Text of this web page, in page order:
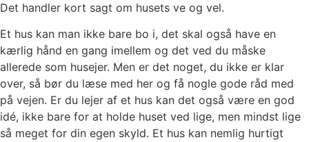
Det handler kort sagt om husets ve og vel.
Et hus kan man ikke bare bo i, det skal også have en
kærlig hånd en gang imellem og det ved du måske
allerede som husejer. Men er det noget, du ikke er klar
over, så bør du læse med her og få nogle gode råd med
på vejen. Er du lejer af et hus kan det også være en god
idé, ikke bare for at holde huset ved lige, men mindst lige
så meget for din egen skyld. Et hus kan nemlig hurtigt